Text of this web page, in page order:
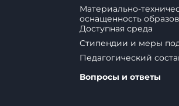
Материально-
оснащенность
Доступная среда
Стипендии и меры
Педагогический
Вопросы и ответы